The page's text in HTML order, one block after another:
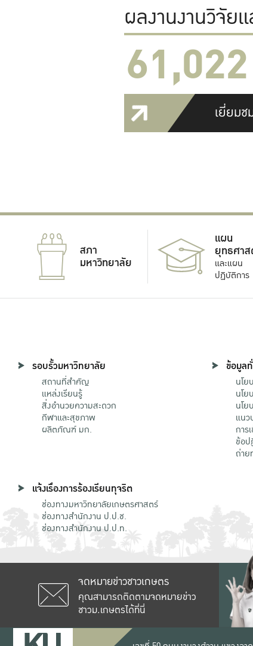
ผลงานงานวิจัย
61,022
เยี่ยมช
สภา
มหาวิทยาลัย
แผน
ยุทธศา
และแผน
ปฏิบัติการ
รอบรั้วมหาวิทยาลัย
สถานที่สำคัญ
แหล่งเรียนรู้
สิ่งอำนวยความสะดวก
กีฬาและสุขภาพ
ผลิตภัณฑ์ มก.
ข้อมูล
นโ
นโย
นโ
แน
การ
ข้อป
ถ่า
แจ้งเรื่องการร้องเรียนทุจริต
ช่องทางมหาวิทยาลัยเกษตรศาสตร์
ช่องทางสำนักงาน ป.ป.ช.
ช่องทางสำนักงาน ป.ป.ท.
จดหมายข่าวชาวเกษตร
คุณสามารถติดตามจดหมายข่าว
ชาวม.เกษตรได้ที่นี่